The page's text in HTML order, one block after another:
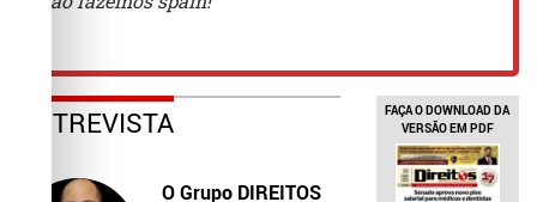
ENTREVISTA
O Grupo DIREITOS
FAÇA O DOWNLOAD DA
VERSÃO EM PDF